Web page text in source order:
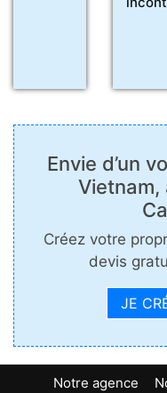
Envie d’un
Vietnam,
Créez votre
devis
JE
Notre agence